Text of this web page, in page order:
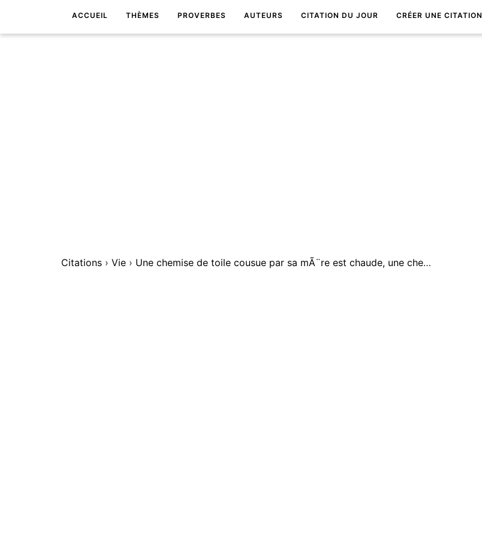
ACCUEIL THÈMES PROVERBES AUTEURS CITATION DU JOUR CRÉER UNE CITATION
Citations › Vie › Une chemise de toile cousue par sa mÃ¨re est chaude, une chemise de laine cousue par une Ã©trangÃ¨re est froide.